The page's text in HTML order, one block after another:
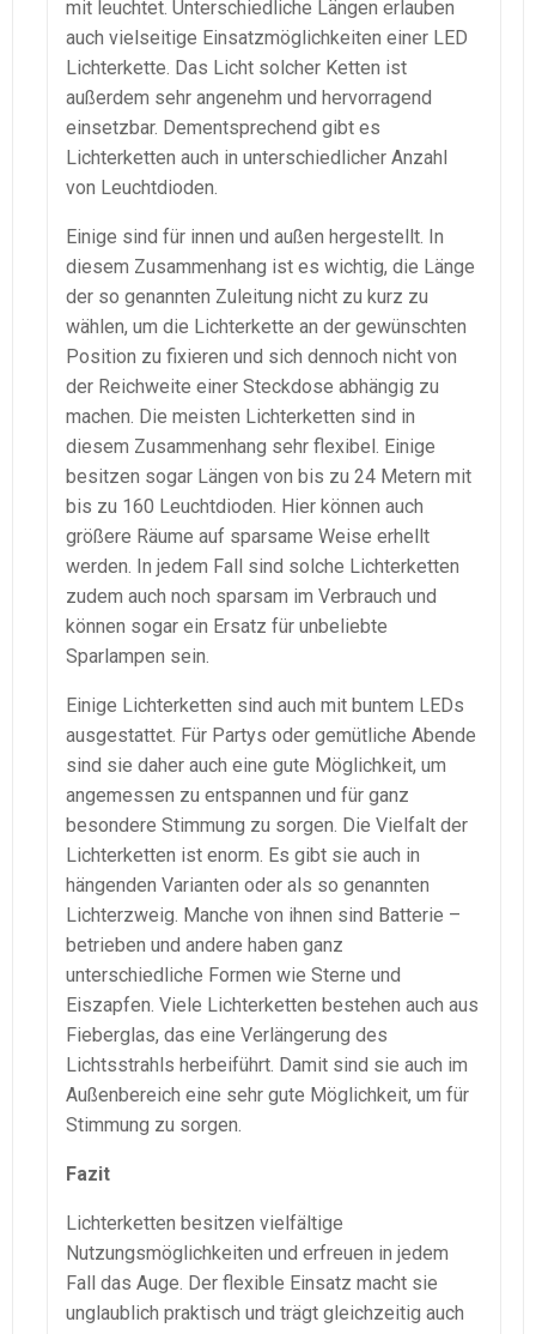
mit leuchtet. Unterschiedliche Längen erlauben
auch vielseitige Einsatzmöglichkeiten einer LED
Lichterkette. Das Licht solcher Ketten ist
außerdem sehr angenehm und hervorragend
einsetzbar. Dementsprechend gibt es
Lichterketten auch in unterschiedlicher Anzahl
von Leuchtdioden.
Einige sind für innen und außen hergestellt. In
diesem Zusammenhang ist es wichtig, die Länge
der so genannten Zuleitung nicht zu kurz zu
wählen, um die Lichterkette an der gewünschten
Position zu fixieren und sich dennoch nicht von
der Reichweite einer Steckdose abhängig zu
machen. Die meisten Lichterketten sind in
diesem Zusammenhang sehr flexibel. Einige
besitzen sogar Längen von bis zu 24 Metern mit
bis zu 160 Leuchtdioden. Hier können auch
größere Räume auf sparsame Weise erhellt
werden. In jedem Fall sind solche Lichterketten
zudem auch noch sparsam im Verbrauch und
können sogar ein Ersatz für unbeliebte
Sparlampen sein.
Einige Lichterketten sind auch mit buntem LEDs
ausgestattet. Für Partys oder gemütliche Abende
sind sie daher auch eine gute Möglichkeit, um
angemessen zu entspannen und für ganz
besondere Stimmung zu sorgen. Die Vielfalt der
Lichterketten ist enorm. Es gibt sie auch in
hängenden Varianten oder als so genannten
Lichterzweig. Manche von ihnen sind Batterie –
betrieben und andere haben ganz
unterschiedliche Formen wie Sterne und
Eiszapfen. Viele Lichterketten bestehen auch aus
Fieberglas, das eine Verlängerung des
Lichtsstrahls herbeiführt. Damit sind sie auch im
Außenbereich eine sehr gute Möglichkeit, um für
Stimmung zu sorgen.
Fazit
Lichterketten besitzen vielfältige
Nutzungsmöglichkeiten und erfreuen in jedem
Fall das Auge. Der flexible Einsatz macht sie
unglaublich praktisch und trägt gleichzeitig auch